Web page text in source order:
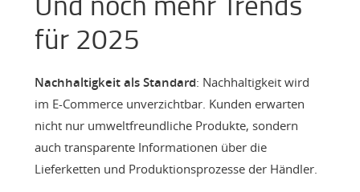
für 2025
Nachhaltigkeit als Standard: Nachhaltigkeit wird
im E-Commerce unverzichtbar. Kunden erwarten
nicht nur umweltfreundliche Produkte, sondern
auch transparente Informationen über die
Lieferketten und Produktionsprozesse der Händler.